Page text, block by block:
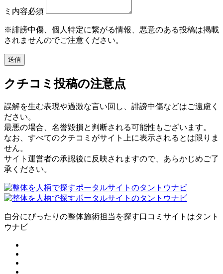
ミ内容必須
※誹謗中傷、個人特定に繋がる情報、悪意のある投稿は掲載
されませんのでご注意ください。
クチコミ投稿の注意点
誤解を生む表現や過激な言い回し、誹謗中傷などはご遠慮く
ださい。
最悪の場合、名誉毀損と判断される可能性もございます。
なお、すべてのクチコミがサイト上に表示されるとは限りま
せん。
サイト運営者の承認後に反映されますので、あらかじめご了
承ください。
自分にぴったりの整体施術担当を探す口コミサイトはタント
ウナビ